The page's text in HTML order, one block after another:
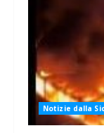
Notizie dalla